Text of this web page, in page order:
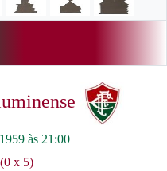
às 21:00
x 5)